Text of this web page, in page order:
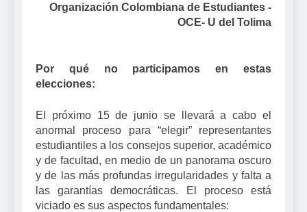
Organización Colombiana de Estudiantes -
OCE- U del Tolima
Por qué no participamos en estas
elecciones:
El próximo 15 de junio se llevará a cabo el
anormal proceso para “elegir” representantes
estudiantiles a los consejos superior, académico
y de facultad, en medio de un panorama oscuro
y de las más profundas irregularidades y falta a
las garantías democráticas. El proceso está
viciado es sus aspectos fundamentales: